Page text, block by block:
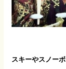
スキーやスノー